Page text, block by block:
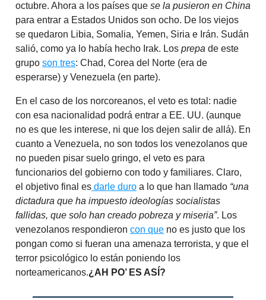
octubre. Ahora a los países que se la pusieron en China
para entrar a Estados Unidos son ocho. De los viejos
se quedaron Libia, Somalia, Yemen, Siria e Irán. Sudán
salió, como ya lo había hecho Irak. Los prepa de este
grupo son tres: Chad, Corea del Norte (era de
esperarse) y Venezuela (en parte).
En el caso de los norcoreanos, el veto es total: nadie
con esa nacionalidad podrá entrar a EE. UU. (aunque
no es que les interese, ni que los dejen salir de allá). En
cuanto a Venezuela, no son todos los venezolanos que
no pueden pisar suelo gringo, el veto es para
funcionarios del gobierno con todo y familiares. Claro,
el objetivo final es darle duro a lo que han llamado “una
dictadura que ha impuesto ideologías socialistas
fallidas, que solo han creado pobreza y miseria”. Los
venezolanos respondieron con que no es justo que los
pongan como si fueran una amenaza terrorista, y que el
terror psicológico lo están poniendo los
norteamericanos.¿AH PO’ ES ASÍ?